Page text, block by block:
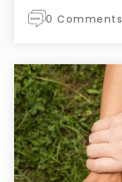
0 Comments